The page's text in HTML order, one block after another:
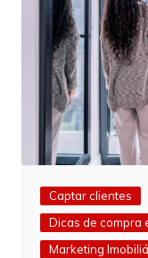
Captar clientes
Dicas de compra
Marketing